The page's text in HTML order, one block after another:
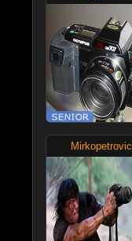
Mirkopetrovic